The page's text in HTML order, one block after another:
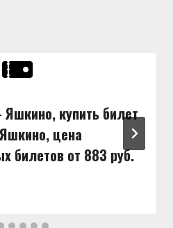
купить билет
цена
билетов от 883 руб.